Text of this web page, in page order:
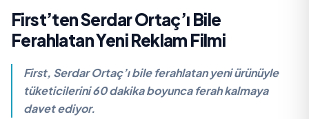
First’ten Serdar Ortaç’ı Bile
Ferahlatan Yeni Reklam Filmi
First, Serdar Ortaç’ı bile ferahlatan yeni ürünüyle
tüketicilerini 60 dakika boyunca ferah kalmaya
davet ediyor.